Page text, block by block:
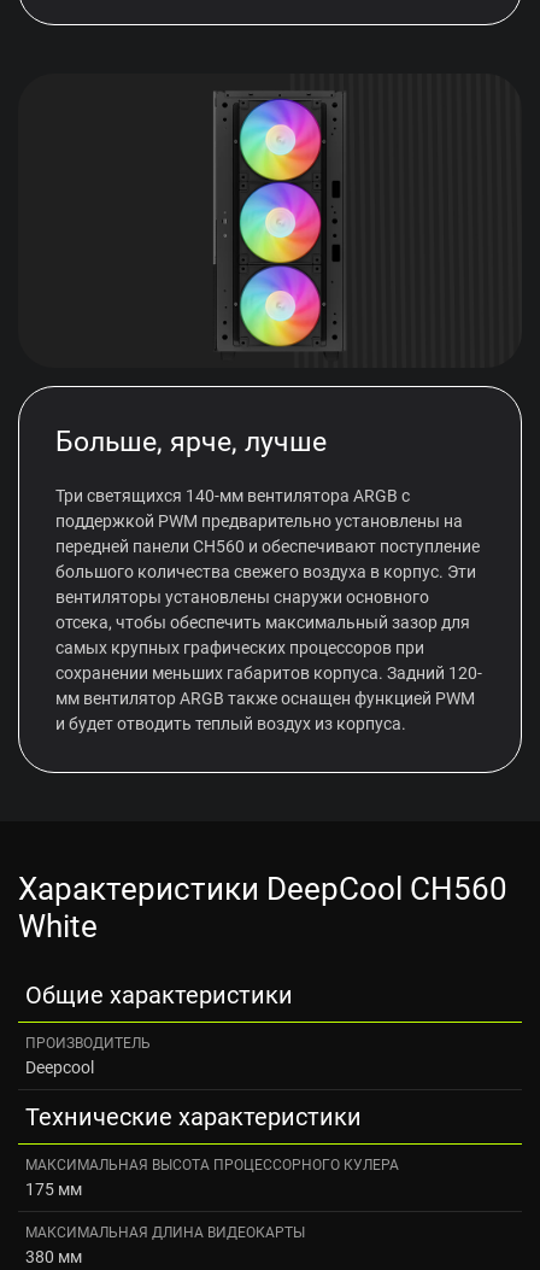
Больше, ярче, лучше
Три светящихся 140-мм вентилятора ARGB с
поддержкой PWM предварительно установлены на
передней панели CH560 и обеспечивают поступление
большого количества свежего воздуха в корпус. Эти
вентиляторы установлены снаружи основного
отсека, чтобы обеспечить максимальный зазор для
самых крупных графических процессоров при
сохранении меньших габаритов корпуса. Задний 120-
мм вентилятор ARGB также оснащен функцией PWM
и будет отводить теплый воздух из корпуса.
Характеристики DeepCool CH560
White
Общие характеристики
ПРОИЗВОДИТЕЛЬ
Deepcool
Технические характеристики
МАКСИМАЛЬНАЯ ВЫСОТА ПРОЦЕССОРНОГО КУЛЕРА
175 мм
МАКСИМАЛЬНАЯ ДЛИНА ВИДЕОКАРТЫ
380 мм